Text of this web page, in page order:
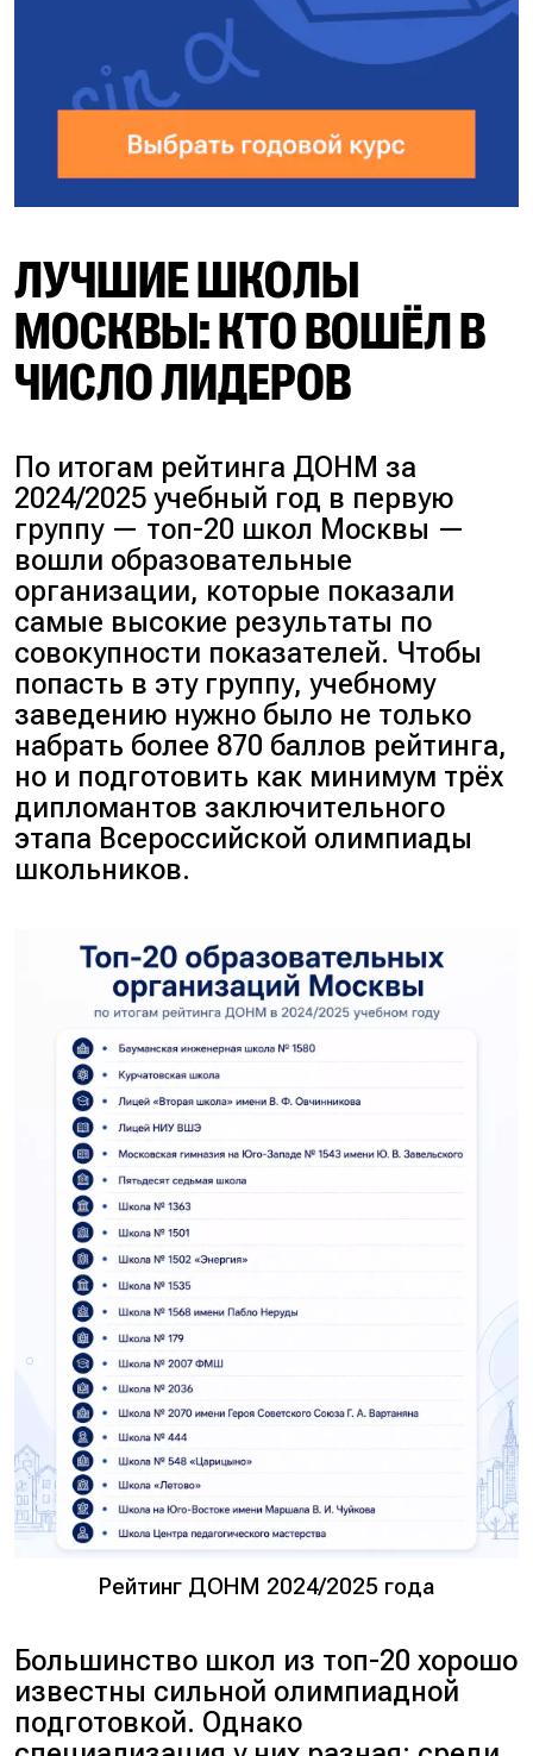
ЛУЧШИЕ ШКОЛЫ
МОСКВЫ: КТО ВОШЁЛ В
ЧИСЛО ЛИДЕРОВ
По итогам рейтинга ДОНМ за
2024/2025 учебный год в первую
группу — топ-20 школ Москвы —
вошли образовательные
организации, которые показали
самые высокие результаты по
совокупности показателей. Чтобы
попасть в эту группу, учебному
заведению нужно было не только
набрать более 870 баллов рейтинга,
но и подготовить как минимум трёх
дипломантов заключительного
этапа Всероссийской олимпиады
школьников.
Рейтинг ДОНМ 2024/2025 года
Большинство школ из топ-20 хорошо
известны сильной олимпиадной
подготовкой. Однако